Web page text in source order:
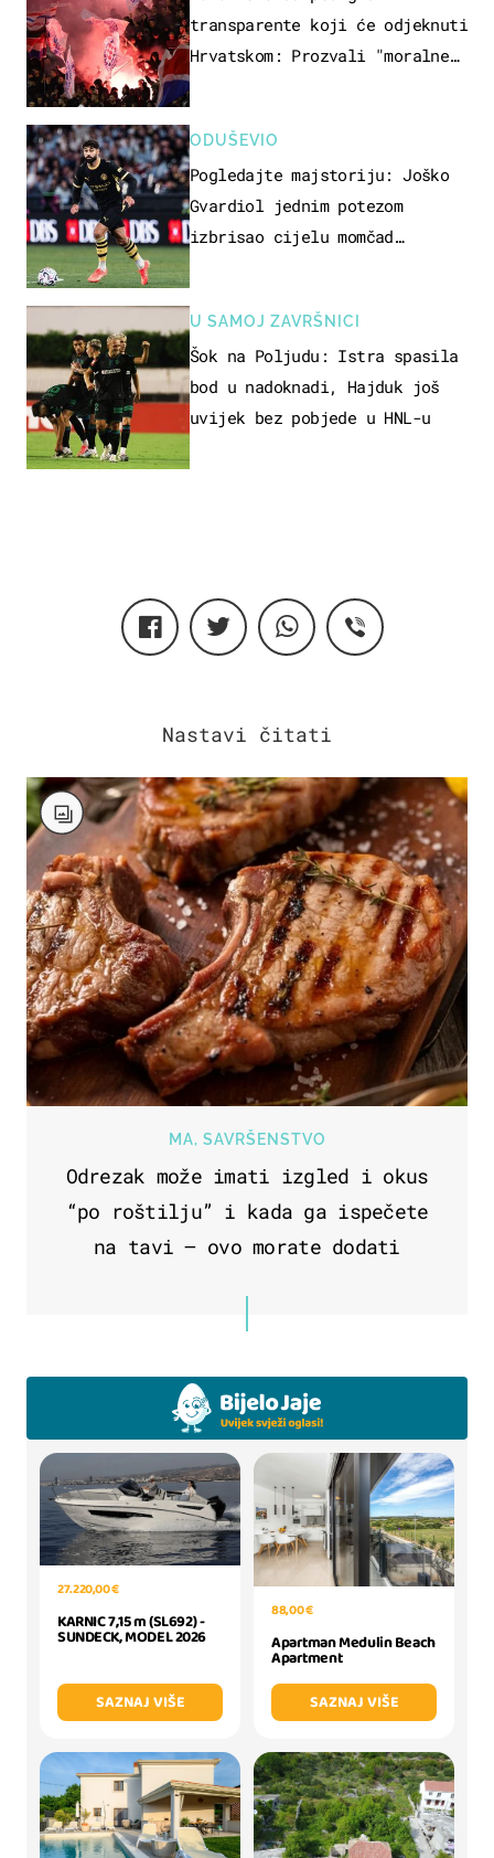
transparente koji će odjeknuti
Hrvatskom: Prozvali "moralne
ODUŠEVIO
Pogledajte majstoriju: Joško
Gvardiol jednim potezom
izbrisao cijelu momčad
U SAMOJ ZAVRŠNICI
Šok na Poljudu: Istra spasila
bod u nadoknadi, Hajduk još
uvijek bez pobjede u HNL-u
MA, SAVRŠENSTVO
Odrezak može imati izgled i okus
“po roštilju” i kada ga ispečete
na tavi – ovo morate dodati
27.220,00 €
KARNIC 7,15 m (SL692) -
SUNDECK, MODEL 2026
SAZNAJ VIŠE
88,00 €
Apartman Medulin Beach
Apartment
SAZNAJ VIŠE